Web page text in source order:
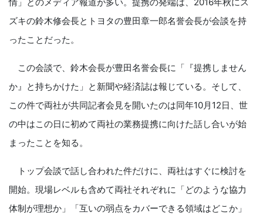
情」とのメディア報道が多い。提携の発端は、2016年秋にス
ズキの鈴木修会長とトヨタの豊田章一郎名誉会長が会談を持
ったことだった。
この会談で、鈴木会長が豊田名誉会長に「『提携しません
か』と持ちかけた」と新聞や経済誌は報じている。そして、
この件で両社が共同記者会見を開いたのは同年10月12日、世
の中はこの日に初めて両社の業務提携に向けた話し合いが始
まったことを知る。
トップ会談で話し合われた件だけに、両社はすぐに検討を
開始。現場レベルも含めて両社それぞれに「どのような協力
体制が理想か」「互いの弱点をカバーできる領域はどこか」